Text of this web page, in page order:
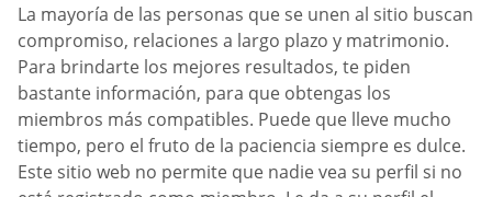
La mayoría de las personas que se unen al sitio buscan
compromiso, relaciones a largo plazo y matrimonio.
Para brindarte los mejores resultados, te piden
bastante información, para que obtengas los
miembros más compatibles. Puede que lleve mucho
tiempo, pero el fruto de la paciencia siempre es dulce.
Este sitio web no permite que nadie vea su perfil si no